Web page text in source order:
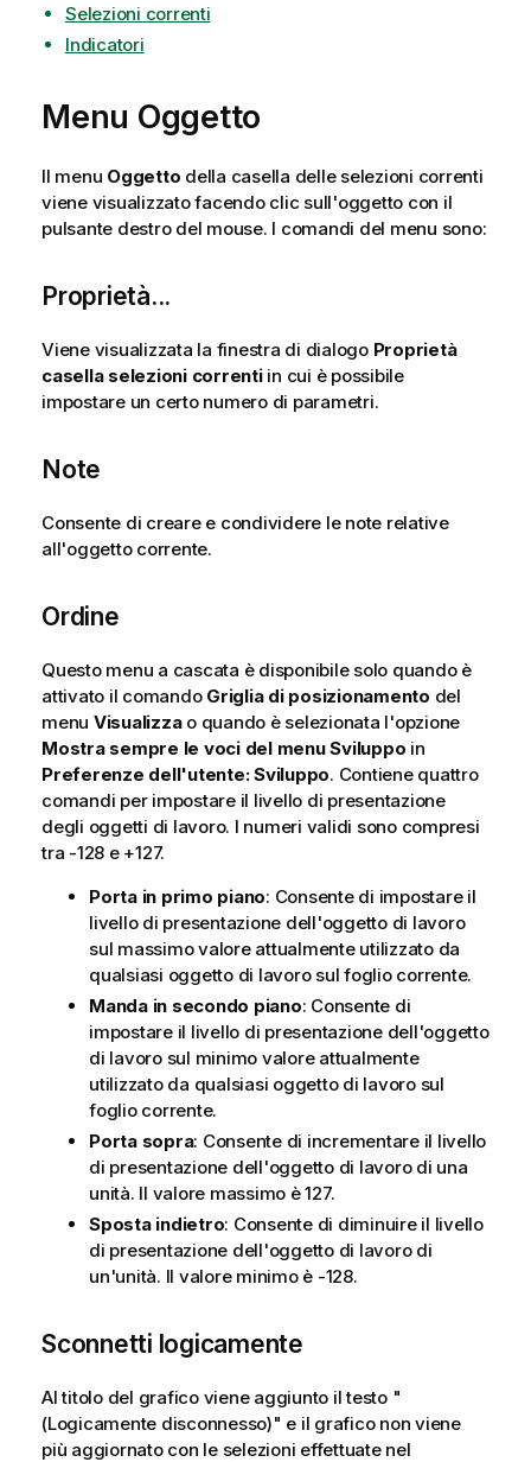
m
a
c
Selezioni correnti
Indicatori
Menu Oggetto
Il menu Oggetto della casella delle selezioni correnti
viene visualizzato facendo clic sull'oggetto con il
pulsante destro del mouse. I comandi del menu sono:
Proprietà...
Viene visualizzata la finestra di dialogo Proprietà
casella selezioni correntiin cui è possibile
impostare un certo numero di parametri.
Note
Consente di creare e condividere le note relative
all'oggetto corrente.
Ordine
Questo menu a cascata è disponibile solo quando è
attivato il comando Griglia di posizionamento del
menu Visualizzao quando è selezionata l'opzione
Mostra sempre le voci del menu Sviluppo in
Preferenze dell'utente: Sviluppo. Contiene quattro
comandi per impostare il livello di presentazione
degli oggetti di lavoro. I numeri validi sono compresi
tra -128 e +127.
Porta in primo piano: Consente di impostare il
livello di presentazione dell'oggetto di lavoro
sul massimo valore attualmente utilizzato da
qualsiasi oggetto di lavoro sul foglio corrente.
Manda in secondo piano: Consente di
impostare il livello di presentazione dell'oggetto
di lavoro sul minimo valore attualmente
utilizzato da qualsiasi oggetto di lavoro sul
foglio corrente.
Porta sopra: Consente di incrementare il livello
di presentazione dell'oggetto di lavoro di una
unità. Il valore massimo è 127.
Sposta indietro: Consente di diminuire il livello
di presentazione dell'oggetto di lavoro di
un'unità. Il valore minimo è -128.
Sconnetti logicamente
Al titolo del grafico viene aggiunto il testo "
(Logicamente disconnesso)" e il grafico non viene
più aggiornato con le selezioni effettuate nel